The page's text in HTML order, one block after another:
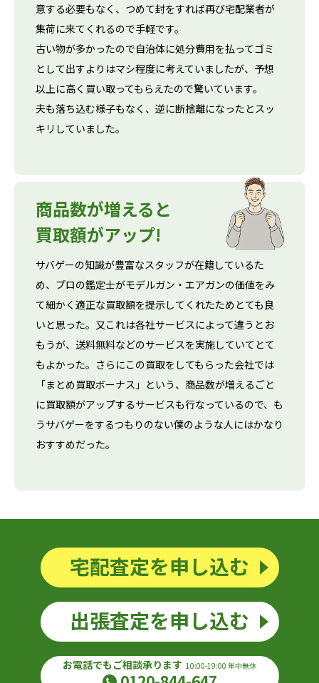
意する必要もなく、つめて封をすれば再び宅配業者が
集荷に来てくれるので手軽です。
古い物が多かったので自治体に処分費用を払ってゴミ
として出すよりはマシ程度に考えていましたが、予想
以上に高く買い取ってもらえたので驚いています。
夫も落ち込む様子もなく、逆に断捨離になったとスッ
キリしていました。
商品数が増えると
買取額がアップ!
サバゲーの知識が豊富なスタッフが在籍しているた
め、プロの鑑定士がモデルガン・エアガンの価値をみ
て細かく適正な買取額を提示してくれたためとても良
いと思った。又これは各社サービスによって違うとお
もうが、送料無料などのサービスを実施していてとて
もよかった。さらにこの買取をしてもらった会社では
「まとめ買取ボーナス」という、商品数が増えるごと
に買取額がアップするサービスも行なっているので、も
うサバゲーをするつもりのない僕のような人にはかなり
おすすめだった。
宅配査定を申し込む
出張査定を申し込む
お電話でもご相談承ります 10:00-19:00 年中無休